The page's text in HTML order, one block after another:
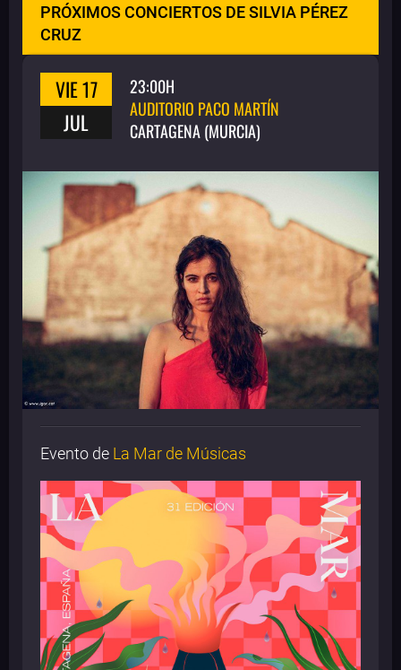
PRÓXIMOS CONCIERTOS DE SILVIA PÉREZ
CRUZ
VIE 17
JUL
23:00H
AUDITORIO PACO MARTÍN
CARTAGENA (MURCIA)
Evento de La Mar de Músicas